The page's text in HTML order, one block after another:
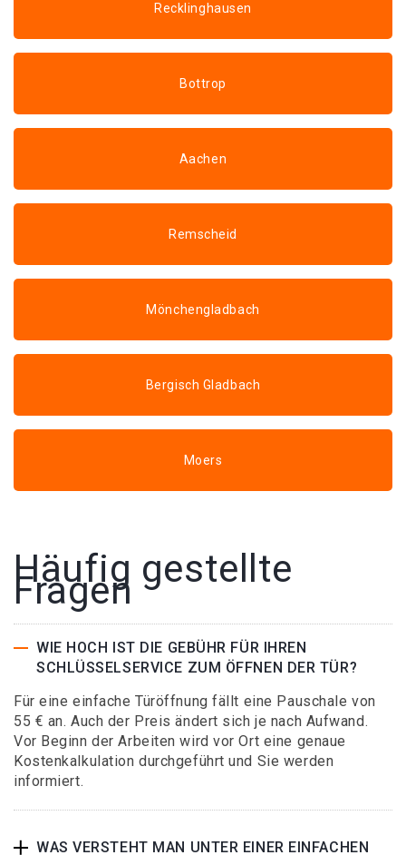
Recklinghausen
Bottrop
Aachen
Remscheid
Mönchengladbach
Bergisch Gladbach
Moers
Häufig gestellte
Fragen
WIE HOCH IST DIE GEBÜHR FÜR IHREN
SCHLÜSSELSERVICE ZUM ÖFFNEN DER TÜR?
Für eine einfache Türöffnung fällt eine Pauschale von
55 € an. Auch der Preis ändert sich je nach Aufwand.
Vor Beginn der Arbeiten wird vor Ort eine genaue
Kostenkalkulation durchgeführt und Sie werden
informiert.
WAS VERSTEHT MAN UNTER EINER EINFACHEN